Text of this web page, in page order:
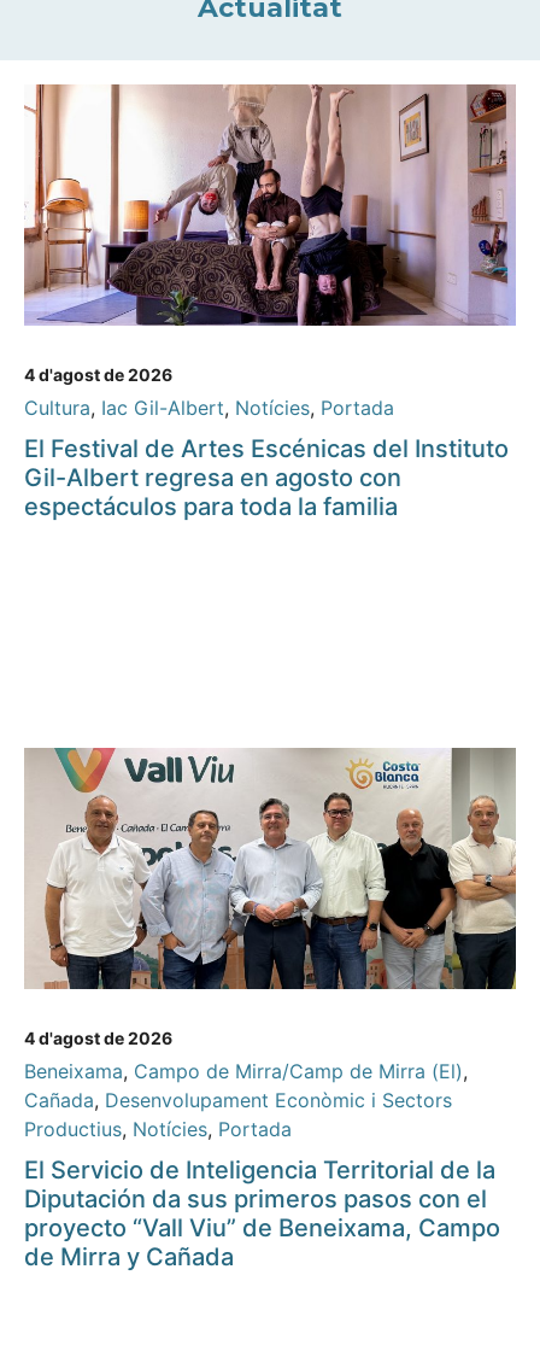
Actualitat
4 d'agost de 2026
Cultura, Iac Gil-Albert, Notícies, Portada
El Festival de Artes Escénicas del Instituto
Gil-Albert regresa en agosto con
espectáculos para toda la familia
4 d'agost de 2026
Beneixama, Campo de Mirra/Camp de Mirra (El),
Cañada, Desenvolupament Econòmic i Sectors
Productius, Notícies, Portada
El Servicio de Inteligencia Territorial de la
Diputación da sus primeros pasos con el
proyecto “Vall Viu” de Beneixama, Campo
de Mirra y Cañada